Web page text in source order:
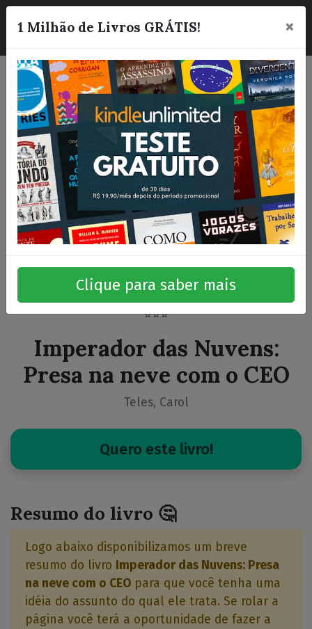
☰
⭐⭐⭐
Imperador das Nuvens:
Presa na neve com o CEO
Teles, Carol
Quero este livro!
Resumo do livro 🤔
Logo abaixo disponibilizamos um breve
resumo do livro Imperador das Nuvens: Presa
na neve com o CEO para que você tenha uma
idéia do assunto do qual ele trata. Se rolar a
página você terá a oportunidade de fazer a
1 Milhão de Livros GRÁTIS! ×
Clique para saber mais